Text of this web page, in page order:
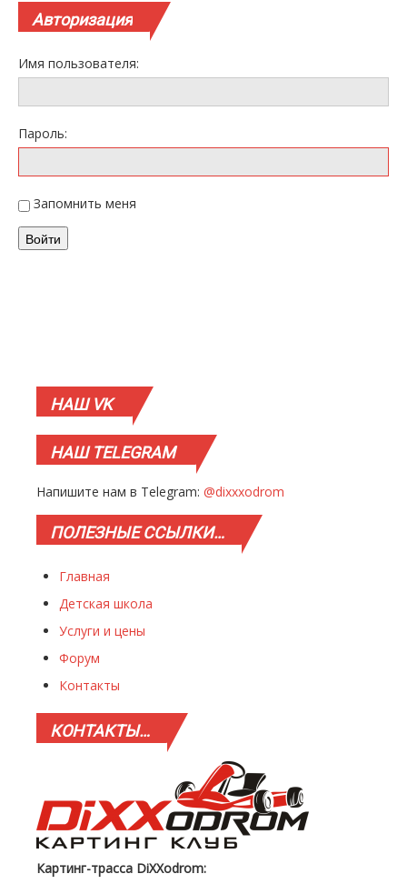
Авторизация
Имя пользователя:
Пароль:
Запомнить меня
Войти
НАШVK
НАШTELEGRAM
Напишите нам в Telegram: @dixxxodrom
ПОЛЕЗНЫЕССЫЛКИ…
Главная
Детская школа
Услуги и цены
Форум
Контакты
КОНТАКТЫ…
Картинг-трасса DiXXodrom: